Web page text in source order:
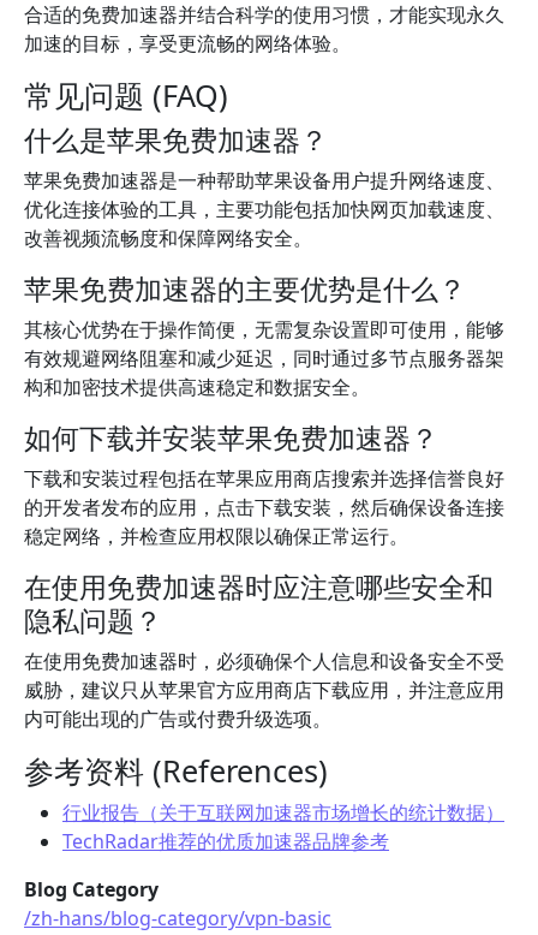
合适的免费加速器并结合科学的使用习惯，才能实现永久
加速的目标，享受更流畅的网络体验。
常见问题 (FAQ)
什么是苹果免费加速器？
苹果免费加速器是一种帮助苹果设备用户提升网络速度、
优化连接体验的工具，主要功能包括加快网页加载速度、
改善视频流畅度和保障网络安全。
苹果免费加速器的主要优势是什么？
其核心优势在于操作简便，无需复杂设置即可使用，能够
有效规避网络阻塞和减少延迟，同时通过多节点服务器架
构和加密技术提供高速稳定和数据安全。
如何下载并安装苹果免费加速器？
下载和安装过程包括在苹果应用商店搜索并选择信誉良好
的开发者发布的应用，点击下载安装，然后确保设备连接
稳定网络，并检查应用权限以确保正常运行。
在使用免费加速器时应注意哪些安全和
隐私问题？
在使用免费加速器时，必须确保个人信息和设备安全不受
威胁，建议只从苹果官方应用商店下载应用，并注意应用
内可能出现的广告或付费升级选项。
参考资料 (References)
行业报告（关于互联网加速器市场增长的统计数据）
TechRadar推荐的优质加速器品牌参考
Blog Category
/zh-hans/blog-category/vpn-basic